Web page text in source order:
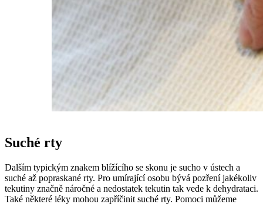
Suché rty
Dalším typickým znakem blížícího se skonu je sucho v ústech a
suché až popraskané rty. Pro umírající osobu bývá pozření jakékoliv
tekutiny značně náročné a nedostatek tekutin tak vede k dehydrataci.
Také některé léky mohou zapříčinit suché rty. Pomoci můžeme